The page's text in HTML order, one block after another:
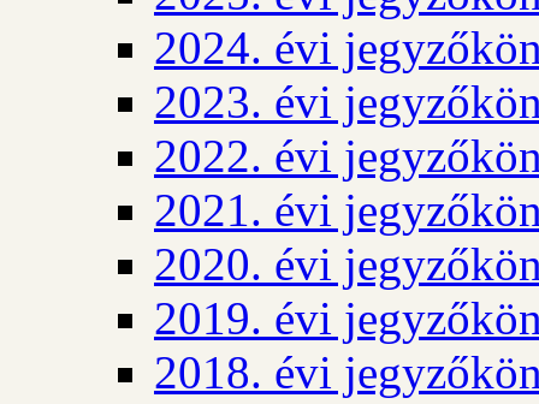
2024. évi
2023. évi
2022. évi
2021. évi
2020. évi
2019. évi
2018. évi